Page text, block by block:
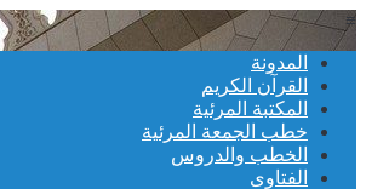
≡
المدونة
القرآن الكريم
المكتبة المرئية
خطب الجمعة المرئية
الخطب والدروس
الفتاوى